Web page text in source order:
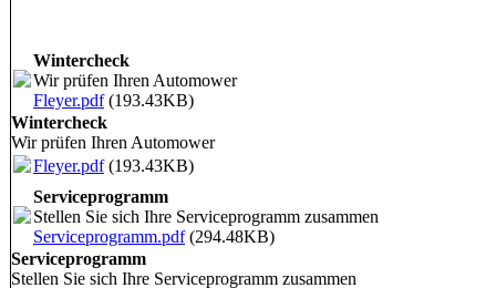
Wintercheck
Wir prüfen Ihren Automower
Fleyer.pdf(193.43KB)
Wintercheck
Wir prüfen Ihren Automower
Fleyer.pdf(193.43KB)
Serviceprogramm
Stellen Sie sich Ihre Serviceprogramm zusammen
Serviceprogramm.pdf(294.48KB)
Serviceprogramm
Stellen Sie sich Ihre Serviceprogramm zusammen